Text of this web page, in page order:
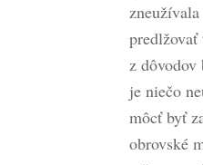
predlžovať
z
je niečo
môcť byť
obrovské